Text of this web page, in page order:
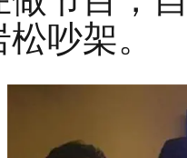
吵架。